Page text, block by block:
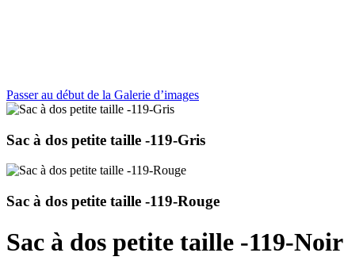
Passer au début de la Galerie d’images
Sac à dos petite taille -119-Gris
Sac à dos petite taille -119-Rouge
Sac à dos petite taille -119-Noir